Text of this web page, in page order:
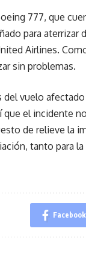
777, que
para aterrizar
Airlines.
sin problemas.
vuelo
que el incidente
de relieve la
tanto para
Facebook